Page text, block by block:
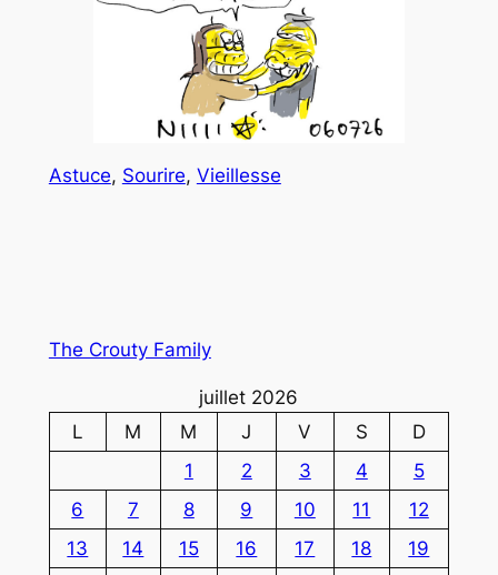
Astuce, Sourire, Vieillesse
The Crouty Family
juillet 2026
L
M M J V S
D
1
2 3 4
5
6
7 8 9 10 11
12
13
14 15 16 17 18
19